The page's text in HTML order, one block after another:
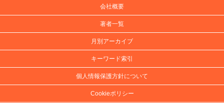
会社概要
著者一覧
月別アーカイブ
キーワード索引
個人情報保護方針について
Cookieポリシー